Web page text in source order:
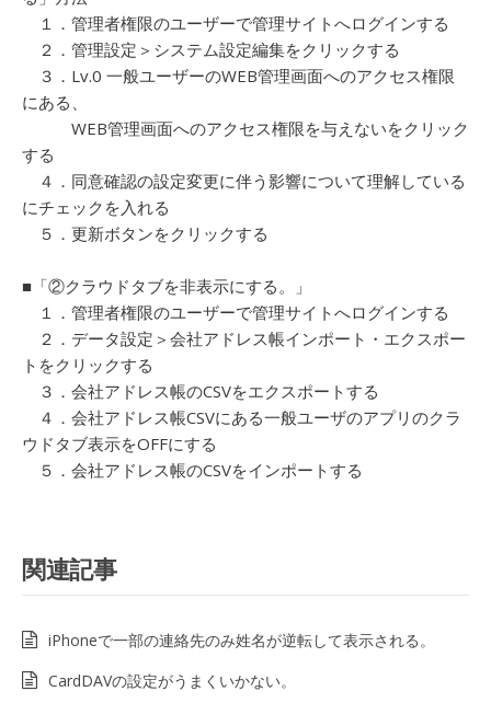
１．管理者権限のユーザーで管理サイトへログインする
２．管理設定＞システム設定編集をクリックする
３．Lv.0 一般ユーザーのWEB管理画面へのアクセス権限
にある、
WEB管理画面へのアクセス権限を与えないをクリック
する
４．同意確認の設定変更に伴う影響について理解している
にチェックを入れる
５．更新ボタンをクリックする
■「②クラウドタブを非表示にする。」
１．管理者権限のユーザーで管理サイトへログインする
２．データ設定＞会社アドレス帳インポート・エクスポー
トをクリックする
３．会社アドレス帳のCSVをエクスポートする
４．会社アドレス帳CSVにある一般ユーザのアプリのクラ
ウドタブ表示をOFFにする
５．会社アドレス帳のCSVをインポートする
関連記事
iPhoneで一部の連絡先のみ姓名が逆転して表示される。
CardDAVの設定がうまくいかない。